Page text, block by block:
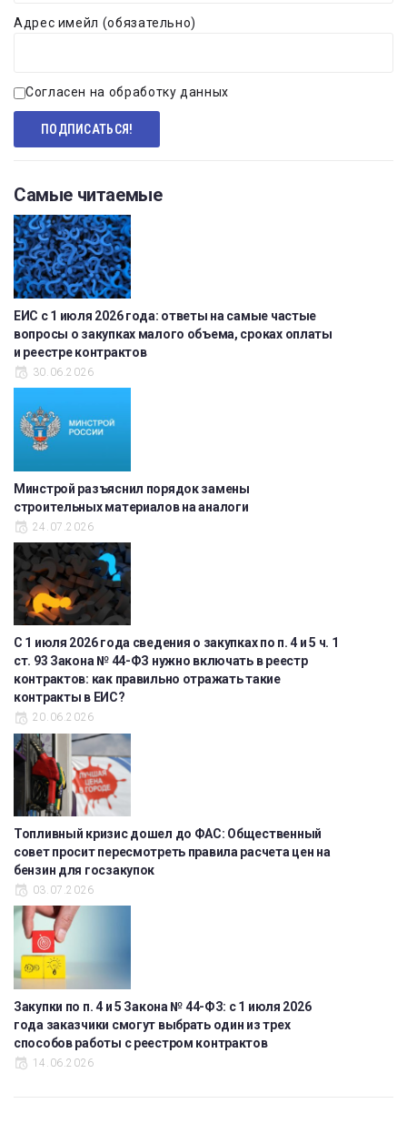
Адрес имейл (обязательно)
Согласен на обработку данных
Самые читаемые
ЕИС с 1 июля 2026 года: ответы на самые частые
вопросы о закупках малого объема, сроках оплаты
и реестре контрактов
30.06.2026
Минстрой разъяснил порядок замены
строительных материалов на аналоги
24.07.2026
С 1 июля 2026 года сведения о закупках по п. 4 и 5 ч. 1
ст. 93 Закона № 44-ФЗ нужно включать в реестр
контрактов: как правильно отражать такие
контракты в ЕИС?
20.06.2026
Топливный кризис дошел до ФАС: Общественный
совет просит пересмотреть правила расчета цен на
бензин для госзакупок
03.07.2026
Закупки по п. 4 и 5 Закона № 44-ФЗ: с 1 июля 2026
года заказчики смогут выбрать один из трех
способов работы с реестром контрактов
14.06.2026